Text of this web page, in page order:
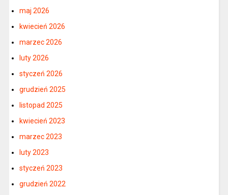
maj 2026
kwiecień 2026
marzec 2026
luty 2026
styczeń 2026
grudzień 2025
listopad 2025
kwiecień 2023
marzec 2023
luty 2023
styczeń 2023
grudzień 2022